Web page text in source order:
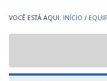
INÍCIO /